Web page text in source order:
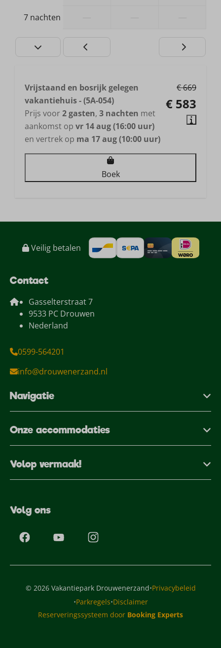
7 nachten
€ 669
€ 583
Vrijstaand en bosrijk gelegen
vakantiehuis - (5A-054)
Prijs voor2 gasten, 3 nachten met
aankomst op vr 14 aug (16:00 uur)
en vertrek op ma 17 aug (10:00 uur)
Boek
Veilig betalen
Contact
Gasselterstraat 7
9533 PC Drouwen
Nederland
0599-564201
info@drouwenerzand.nl
Navigatie
Onze accommodaties
Volop vermaak!
Volg ons
© 2026 Vakantiepark Drouwenerzand·Privacybeleid
·Parkregels·Disclaimer
Reserveringssysteem door Booking Experts